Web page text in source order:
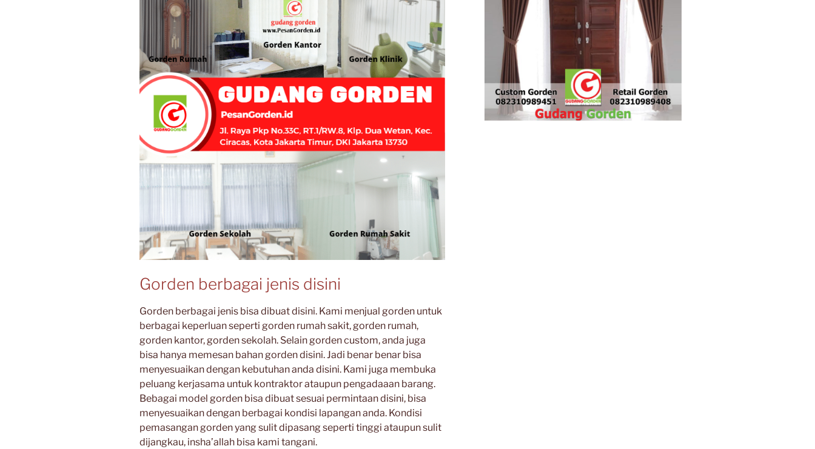
Gorden berbagai jenis disini
Gorden berbagai jenis bisa dibuat disini. Kami menjual gorden untuk
berbagai keperluan seperti gorden rumah sakit, gorden rumah,
gorden kantor, gorden sekolah. Selain gorden custom, anda juga
bisa hanya memesan bahan gorden disini. Jadi benar benar bisa
menyesuaikan dengan kebutuhan anda disini. Kami juga membuka
peluang kerjasama untuk kontraktor ataupun pengadaaan barang.
Bebagai model gorden bisa dibuat sesuai permintaan disini, bisa
menyesuaikan dengan berbagai kondisi lapangan anda. Kondisi
pemasangan gorden yang sulit dipasang seperti tinggi ataupun sulit
dijangkau, insha’allah bisa kami tangani.